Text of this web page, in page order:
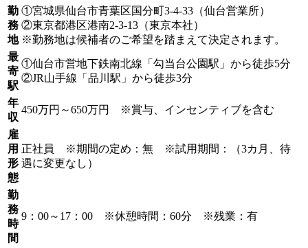
勤
務
地
①宮城県仙台市青葉区国分町3-4-33（仙台営業所）
②東京都港区港南2-3-13（東京本社）
※勤務地は候補者のご希望を踏まえて決定されます。
最
寄
駅
①仙台市営地下鉄南北線「勾当台公園駅」から徒歩5分
②JR山手線「品川駅」から徒歩3分
年
収
450万円～650万円 ※賞与、インセンティブを含む
雇
用
形
態
正社員 ※期間の定め：無 ※試用期間：（3カ月、待
遇に変更なし）
勤
務
時
間
9：00～17：00 ※休憩時間：60分 ※残業：有